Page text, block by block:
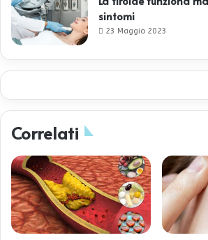
sintomi
23 Maggio 2023
Correlati